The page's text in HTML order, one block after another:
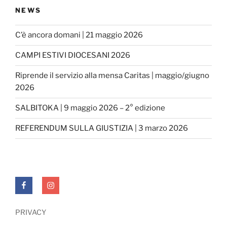
NEWS
C’è ancora domani | 21 maggio 2026
CAMPI ESTIVI DIOCESANI 2026
Riprende il servizio alla mensa Caritas | maggio/giugno
2026
SALBITOKA | 9 maggio 2026 – 2° edizione
REFERENDUM SULLA GIUSTIZIA | 3 marzo 2026
FACEBOOKINSTAGRAM
PRIVACY